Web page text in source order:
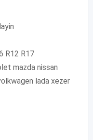
R12 R17
mazda nissan
lada xezer